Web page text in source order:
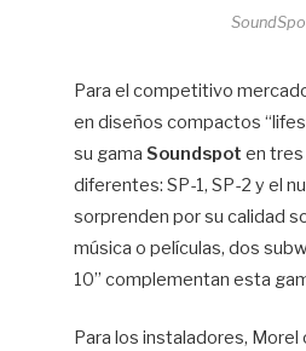
Para el competitivo
en diseños compactos
su gama Soundspot en
diferentes: SP-1, SP-2 y el
sorprenden por su calidad
música o películas, dos
10” complementan esta
Para los instaladores, Morel